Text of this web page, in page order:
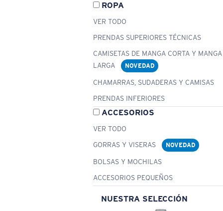
ROPA
VER TODO
PRENDAS SUPERIORES TÉCNICAS
CAMISETAS DE MANGA CORTA Y MANGA
LARGA
NOVEDAD
CHAMARRAS, SUDADERAS Y CAMISAS
PRENDAS INFERIORES
ACCESORIOS
VER TODO
GORRAS Y VISERAS
NOVEDAD
BOLSAS Y MOCHILAS
ACCESORIOS PEQUEÑOS
NUESTRA SELECCIÓN